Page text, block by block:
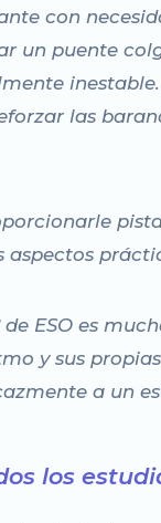
con
un puente
las
ESO es
y sus
a un
los